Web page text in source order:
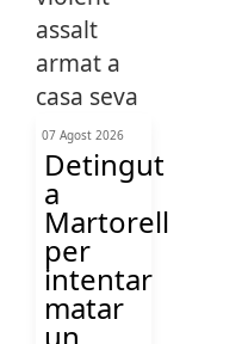
07 Agost 2026
Detingut
a
Martorell
per
intentar
matar